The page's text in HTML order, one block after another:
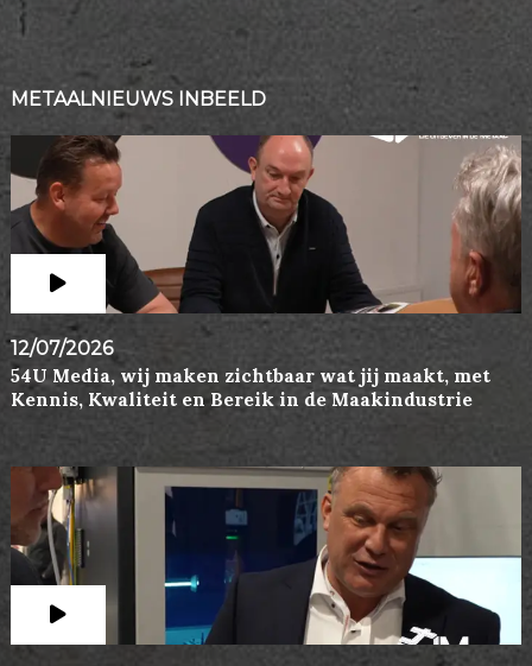
METAALNIEUWS INBEELD
12/07/2026
54U Media, wij maken zichtbaar wat jij maakt, met
Kennis, Kwaliteit en Bereik in de Maakindustrie